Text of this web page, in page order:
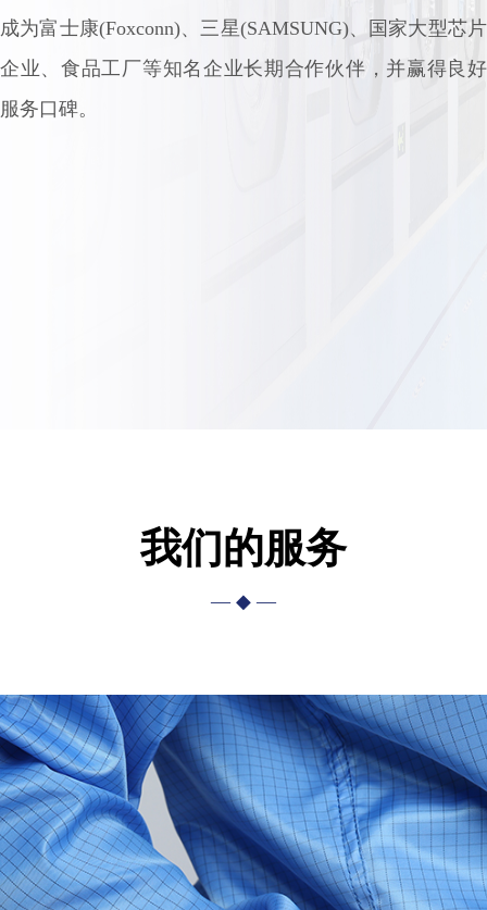
成为富士康(Foxconn)、三星(SAMSUNG)、国家大型芯片
企业、食品工厂等知名企业长期合作伙伴，并赢得良好
服务口碑。
我们的服务
— ◆ —